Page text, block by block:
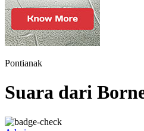
Pontianak
Suara dari